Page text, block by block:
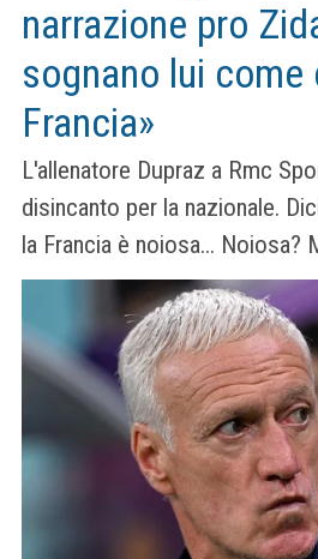
narrazione pro
sognano lui come
Francia»
L'allenatore Dupraz a Rmc
disincanto per la nazionale.
la Francia è noiosa... Noiosa?